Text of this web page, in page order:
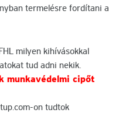
termelésre fordítani a
milyen kihívásokkal
tud adni nekik.
munkavédelmi cipőt
on tudtok